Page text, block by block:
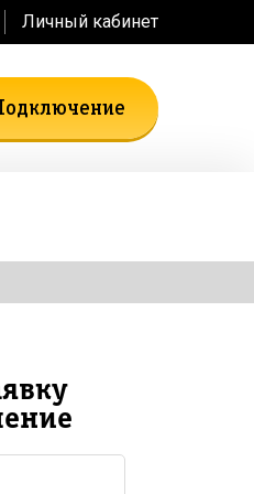
Личный кабинет